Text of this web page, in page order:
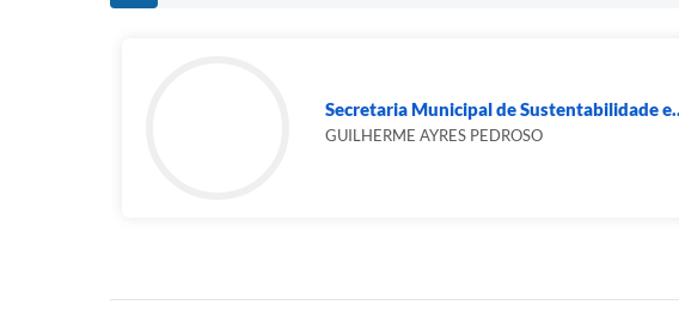
Secretaria Municipal de Sustentabilidade
GUILHERME AYRES PEDROSO